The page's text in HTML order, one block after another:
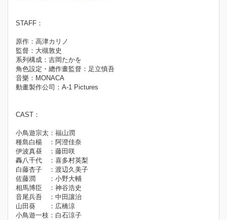
STAFF：
原作：高津カリノ
監督：大槻敦史
系列構成：吉岡たかを
角色設定・總作畫監督：足立慎吾
音樂：MONACA
動畫製作公司：A-1 Pictures
CAST：
小鳥遊宗太：福山潤
種島白楊 ：阿澄佳奈
伊波真昼 ：藤田咲
轟八千代 ：喜多村英梨
白藤杏子 ：渡辺久美子
佐藤潤 ：小野大輔
相馬博臣 ：神谷浩史
音尾兵吾 ：中田讓治
山田葵 ：広橋涼
小鳥遊一枝：白石涼子